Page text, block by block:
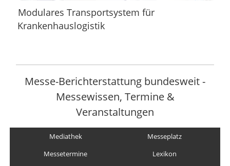
Modulares Transportsystem für
Krankenhauslogistik
Messe-Berichterstattung bundesweit -
Messewissen, Termine &
Veranstaltungen
Mediathek
Messeplatz
Messetermine
Lexikon